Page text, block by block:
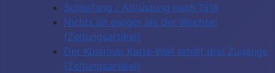
Schleifung / Abrüstung nach 1918
Nichts ist ewiger als der Wechsel
(Zeitungsartikel)
Der Küstriner Katte-Wall erhält drei Zugänge
(Zeitungsartikel)